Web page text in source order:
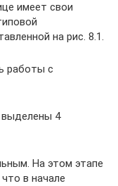
имеет свои
на рис. 8.1.
работы с
выделены 4
На этом этапе
в начале